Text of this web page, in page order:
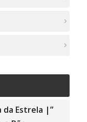
da Estrela |”